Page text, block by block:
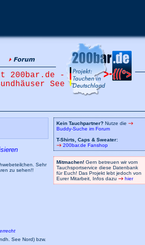
200bar.de -
See
Sehr
zu sehen!!
See Nord) bzw.
Kein Tauchpartner? Nutze die
Buddy-Suche im Forum
T-Shirts, Caps & Sweater:
200bar.de Fanshop
Mitmachen! Gern betreuen wir vom
Tauchsportservice diese Datenbank
für Euch! Das Projekt lebt jedoch von
Eurer Mitarbeit, Infos dazu
hier